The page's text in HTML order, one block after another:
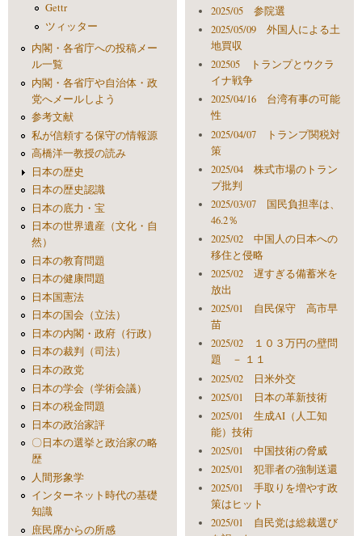
Gettr
ツィッター
内閣・各省庁への投稿メー
ル一覧
内閣・各省庁や自治体・政
党へメールしよう
参考文献
私が信頼する保守の情報源
高橋洋一教授の読み
日本の歴史
日本の歴史認識
日本の底力・宝
日本の世界遺産（文化・自
然）
日本の教育問題
日本の健康問題
日本国憲法
日本の国会（立法）
日本の内閣・政府（行政）
日本の裁判（司法）
日本の政党
日本の学会（学術会議）
日本の税金問題
日本の政治家評
〇日本の選挙と政治家の略
歴
人間形象学
インターネット時代の基礎
知識
庶民席からの所感
2025/05 参院選
2025/05/09 外国人による土
地買収
202505 トランプとウクラ
イナ戦争
2025/04/16 台湾有事の可能
性
2025/04/07 トランプ関税対
策
2025/04 株式市場のトラン
プ批判
2025/03/07 国民負担率は、
46.2％
2025/02 中国人の日本への
移住と侵略
2025/02 遅すぎる備蓄米を
放出
2025/01 自民保守 高市早
苗
2025/02 １０３万円の壁問
題 － １１
2025/02 日米外交
2025/01 日本の革新技術
2025/01 生成AI（人工知
能）技術
2025/01 中国技術の脅威
2025/01 犯罪者の強制送還
2025/01 手取りを増やす政
策はヒット
2025/01 自民党は総裁選び